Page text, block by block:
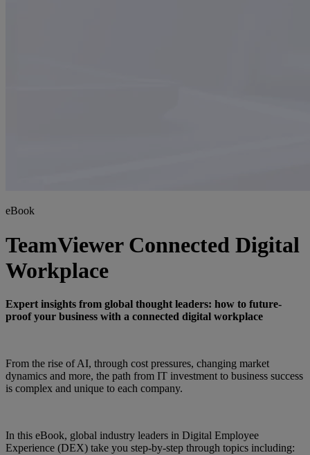
eBook
TeamViewer Connected Digital
Workplace
Expert insights from global thought leaders: how to future-
proof your business with a connected digital workplace
From the rise of AI, through cost pressures, changing market
dynamics and more, the path from IT investment to business success
is complex and unique to each company.
In this eBook, global industry leaders in Digital Employee
Experience (DEX) take you step-by-step through topics including: